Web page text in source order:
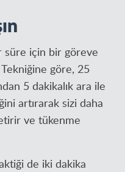
süre için bir göreve
göre, 25
5 dakikalık ara ile
artırarak sizi daha
ve tükenme
de iki dakika